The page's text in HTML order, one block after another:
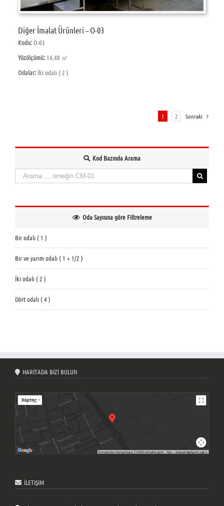
Diğer İmalat Ürünleri – O-03
Kodu:O-03
Yüzölçümü: 14,40 ㎡
Odalar: İki odalı ( 2 )
1 2 Sonraki
Kod Bazında Arama
Aramak:
Oda Sayısına göre Filtreleme
Bir odalı ( 1 )
Bir ve yarım odalı ( 1 + 1/2 )
İki odalı ( 2 )
Dört odalı ( 4 )
HARİTADA BİZİ BULUN
İLETIŞIM